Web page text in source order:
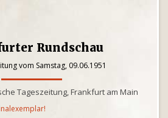
Rundschau
vom Samstag, 09.06.1951
Tageszeitung, Frankfurt am Main